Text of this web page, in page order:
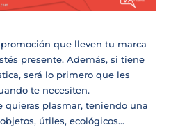
que lleven tu marca
presente. Además, si tiene
será lo primero que les
te necesiten.
quieras plasmar, teniendo una
útiles, ecológicos…